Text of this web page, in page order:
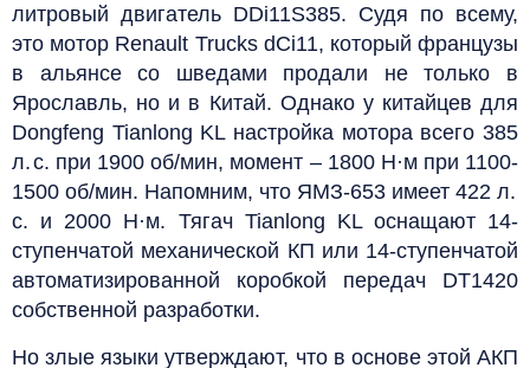
литровый двигатель DDi11S385. Судя по всему,
это мотор Renault Trucks dCi11, который французы
в альянсе со шведами продали не только в
Ярославль, но и в Китай. Однако у китайцев для
Dongfeng Tianlong KL настройка мотора всего 385
л. с. при 1900 об/мин, момент – 1800 Н·м при 1100-
1500 об/мин. Напомним, что ЯМЗ‑653 имеет 422 л.
с. и 2000 Н·м. Тягач Tianlong KL оснащают 14-
ступенчатой механической КП или 14-ступенчатой
автоматизированной коробкой передач DT1420
собственной разработки.
Но злые языки утверждают, что в основе этой АКП